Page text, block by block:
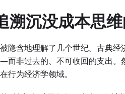
溯沉没成本思
隐含地理解了几个世纪。古典
非过去的、不可收回的支出。
行为经济学领域。